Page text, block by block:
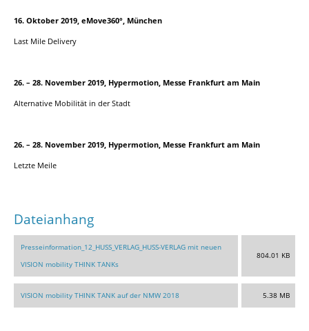
16. Oktober 2019, eMove360°, München
Last Mile Delivery
26. – 28. November 2019, Hypermotion, Messe Frankfurt am Main
Alternative Mobilität in der Stadt
26. – 28. November 2019, Hypermotion, Messe Frankfurt am Main
Letzte Meile
Dateianhang
Presseinformation_12_HUSS_VERLAG_HUSS-VERLAG mit neuen
VISION mobility THINK TANKs
804.01 KB
VISION mobility THINK TANK auf der NMW 2018 5.38 MB